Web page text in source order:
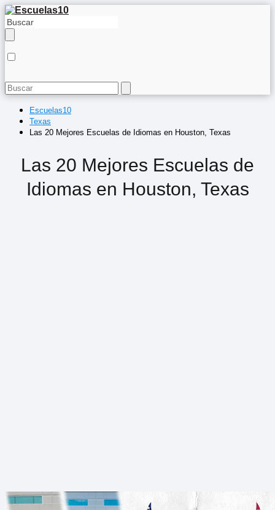
Escuelas10
Texas
Las 20 Mejores Escuelas de Idiomas en Houston, Texas
Las 20 Mejores Escuelas de
Idiomas en Houston, Texas